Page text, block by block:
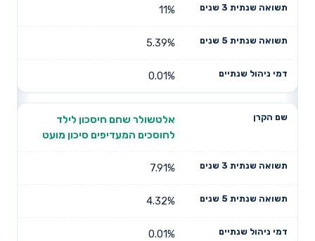
11%
5.39%
0.01%
אלטשולר שחם חיסכון לילד
לחוסכים המעדיפים סיכון מועט
7.91%
4.32%
0.01%